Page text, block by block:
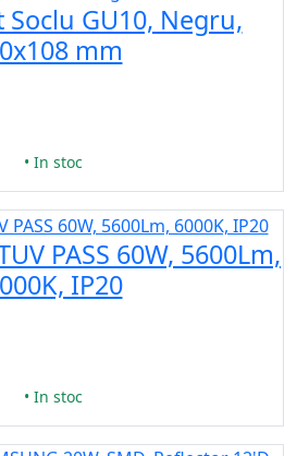
Soclu GU10, Negru,
mm
• In stoc
PASS 60W, 5600Lm,
IP20
• In stoc